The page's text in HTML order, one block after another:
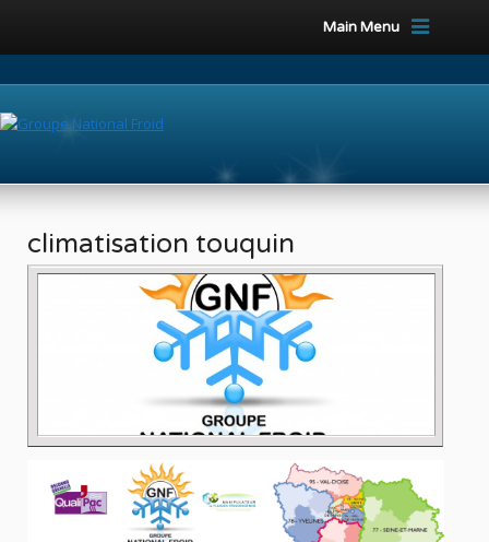
Main Menu
climatisation touquin